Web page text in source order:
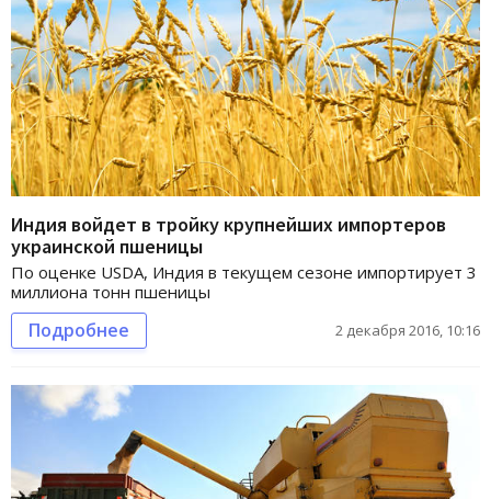
Индия войдет в тройку крупнейших импортеров
украинской пшеницы
По оценке USDA, Индия в текущем сезоне импортирует 3
миллиона тонн пшеницы
Подробнее 2 декабря 2016, 10:16